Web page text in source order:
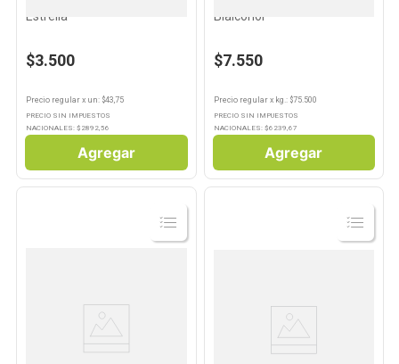
Estrella
$3.500
Precio regular x un: $43,75
PRECIO SIN IMPUESTOS
NACIONALES: $ 2892,56
Agregar
Bialcohol
$7.550
Precio regularx kg.: $75.500
PRECIO SIN IMPUESTOS
NACIONALES: $6239,67
Agregar
Ver
Producto
Ver
Producto